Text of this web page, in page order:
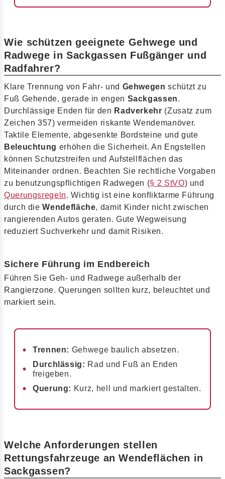
Wie schützen geeignete Gehwege und
Radwege in Sackgassen Fußgänger und
Radfahrer?
Klare Trennung von Fahr- und Gehwegen schützt zu
Fuß Gehende, gerade in engen Sackgassen.
Durchlässige Enden für den Radverkehr (Zusatz zum
Zeichen 357) vermeiden riskante Wendemanöver.
Taktile Elemente, abgesenkte Bordsteine und gute
Beleuchtung erhöhen die Sicherheit. An Engstellen
können Schutzstreifen und Aufstellflächen das
Miteinander ordnen. Beachten Sie rechtliche Vorgaben
zu benutzungspflichtigen Radwegen (§ 2 StVO) und
Querungsregeln. Wichtig ist eine konfliktarme Führung
durch dieWendefläche, damit Kinder nicht zwischen
rangierenden Autos geraten. Gute Wegweisung
reduziert Suchverkehr und damit Risiken.
Sichere Führung im Endbereich
Führen Sie Geh- und Radwege außerhalb der
Rangierzone. Querungen sollten kurz, beleuchtet und
markiert sein.
Trennen: Gehwege baulich absetzen.
Durchlässig: Rad und Fuß an Enden
freigeben.
Querung: Kurz, hell und markiert gestalten.
Welche Anforderungen stellen
Rettungsfahrzeuge an Wendeflächen in
Sackgassen?